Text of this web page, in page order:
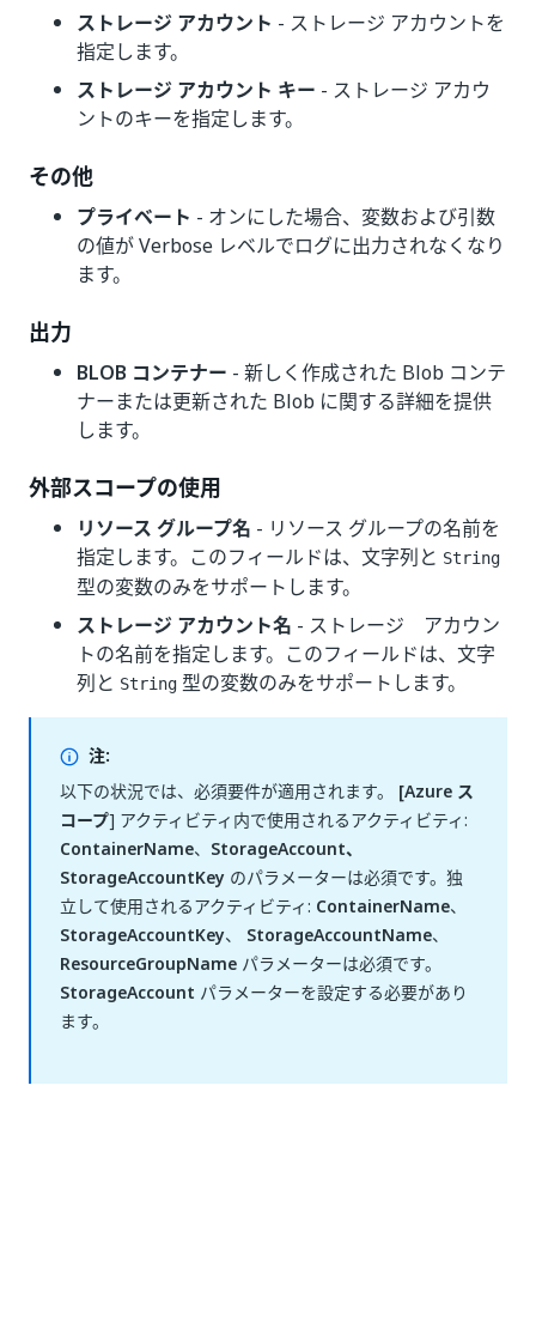
ストレージ アカウント - ストレージ アカウントを
指定します。
ストレージ アカウント キー - ストレージ アカウ
ントのキーを指定します。
その他
プライベート - オンにした場合、変数および引数
の値が Verbose レベルでログに出力されなくなり
ます。
出力
BLOB コンテナー - 新しく作成された Blob コンテ
ナーまたは更新された Blob に関する詳細を提供
します。
外部スコープの使用
リソース グループ名 - リソース グループの名前を
指定します。このフィールドは、文字列と String
型の変数のみをサポートします。
ストレージ アカウント名 - ストレージ アカウン
トの名前を指定します。このフィールドは、文字
列と String 型の変数のみをサポートします。
注:
以下の状況では、必須要件が適用されます。 [Azure ス
コープ] アクティビティ内で使用されるアクティビティ:
ContainerName、 StorageAccount、
StorageAccountKey のパラメーターは必須です。 独
立して使用されるアクティビティ: ContainerName、
StorageAccountKey、 StorageAccountName、
ResourceGroupName パラメーターは必須です。
StorageAccount パラメーターを設定する必要があり
ます。